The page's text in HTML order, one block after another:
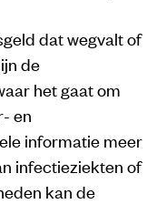
dat wegvalt of
de
het gaat om
en
informatie meer
infectieziekten of
kan de